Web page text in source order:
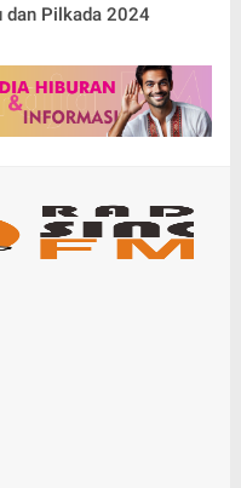
dan Pilkada 2024